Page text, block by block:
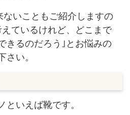
ないこともご紹介しますの
ているけれど、どこまで
きるのだろう｣とお悩みの
さい。
といえば靴です。